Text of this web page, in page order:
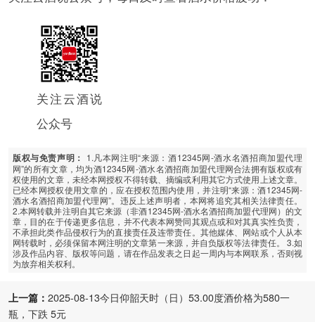
关注云酒说
公众号
版权与免责声明： 1.凡本网注明“来源：酒12345网-酒水名酒招商加盟代理
网”的所有文章，均为酒12345网-酒水名酒招商加盟代理网合法拥有版权或有
权使用的文章，未经本网授权不得转载、摘编或利用其它方式使用上述文章。
已经本网授权使用文章的，应在授权范围内使用，并注明“来源：酒12345网-
酒水名酒招商加盟代理网”。违反上述声明者，本网将追究其相关法律责任。
2.本网转载并注明自其它来源（非酒12345网-酒水名酒招商加盟代理网）的文
章，目的在于传递更多信息，并不代表本网赞同其观点或和对其真实性负责，
不承担此类作品侵权行为的直接责任及连带责任。其他媒体、网站或个人从本
网转载时，必须保留本网注明的文章第一来源，并自负版权等法律责任。 3.如
涉及作品内容、版权等问题，请在作品发表之日起一周内与本网联系，否则视
为放弃相关权利。
上一篇： 2025-08-13今日仰韶天时（日）53.00度酒价格为580一
瓶，下跌 5元